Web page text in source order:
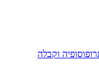
וקבלה